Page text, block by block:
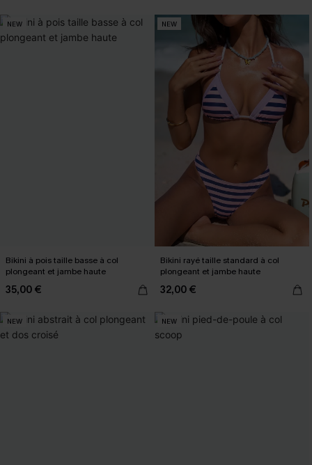
NEW
Bikini à pois taille basse à col
plongeant et jambe haute
35,00 €
NEW
Bikini rayé taille standard à col
plongeant et jambe haute
32,00 €
NEW NEW